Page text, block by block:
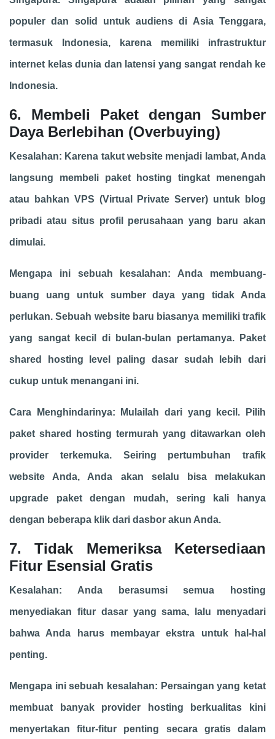
populer dan solid untuk audiens di Asia Tenggara,
termasuk Indonesia, karena memiliki infrastruktur
internet kelas dunia dan latensi yang sangat rendah ke
Indonesia.
6. Membeli Paket dengan Sumber
Daya Berlebihan (Overbuying)
Kesalahan: Karena takut website menjadi lambat, Anda
langsung membeli paket hosting tingkat menengah
atau bahkan VPS (Virtual Private Server) untuk blog
pribadi atau situs profil perusahaan yang baru akan
dimulai.
Mengapa ini sebuah kesalahan: Anda membuang-
buang uang untuk sumber daya yang tidak Anda
perlukan. Sebuah website baru biasanya memiliki trafik
yang sangat kecil di bulan-bulan pertamanya. Paket
shared hosting level paling dasar sudah lebih dari
cukup untuk menangani ini.
Cara Menghindarinya: Mulailah dari yang kecil. Pilih
paket shared hosting termurah yang ditawarkan oleh
provider terkemuka. Seiring pertumbuhan trafik
website Anda, Anda akan selalu bisa melakukan
upgrade paket dengan mudah, sering kali hanya
dengan beberapa klik dari dasbor akun Anda.
7. Tidak Memeriksa Ketersediaan
Fitur Esensial Gratis
Kesalahan: Anda berasumsi semua hosting
menyediakan fitur dasar yang sama, lalu menyadari
bahwa Anda harus membayar ekstra untuk hal-hal
penting.
Mengapa ini sebuah kesalahan: Persaingan yang ketat
membuat banyak provider hosting berkualitas kini
menyertakan fitur-fitur penting secara gratis dalam